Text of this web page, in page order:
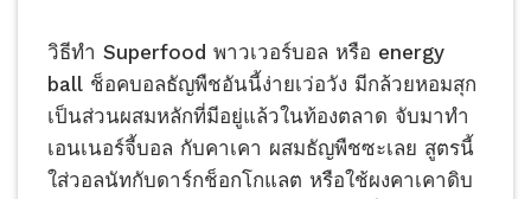
วิธีทำ Superfood พาวเวอร์บอล หรือ energy
ball ช็อคบอลธัญพืชอันนี้ง่ายเว่อวัง มีกล้วยหอมสุก
เป็นส่วนผสมหลักที่มีอยู่แล้วในท้องตลาด จับมาทำ
เอนเนอร์จี้บอล กับคาเคา ผสมธัญพืชซะเลย สูตรนี้
ใส่วอลนัทกับดาร์กช็อกโกแลต หรือใช้ผงคาเคาดิบ